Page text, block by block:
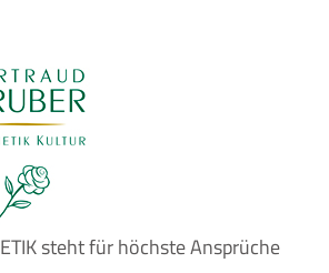
steht für höchste Ansprüche